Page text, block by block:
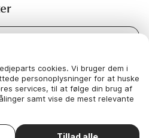
cookies. Vi bruger dem i
personoplysninger for at huske
services, til at følge din brug af
samt vise de mest relevante
du vil acceptere.
så der kan naturen og
og fasaner nydes. På
til ungdomsgrupper.
2 Gæster
datoer.
Skift